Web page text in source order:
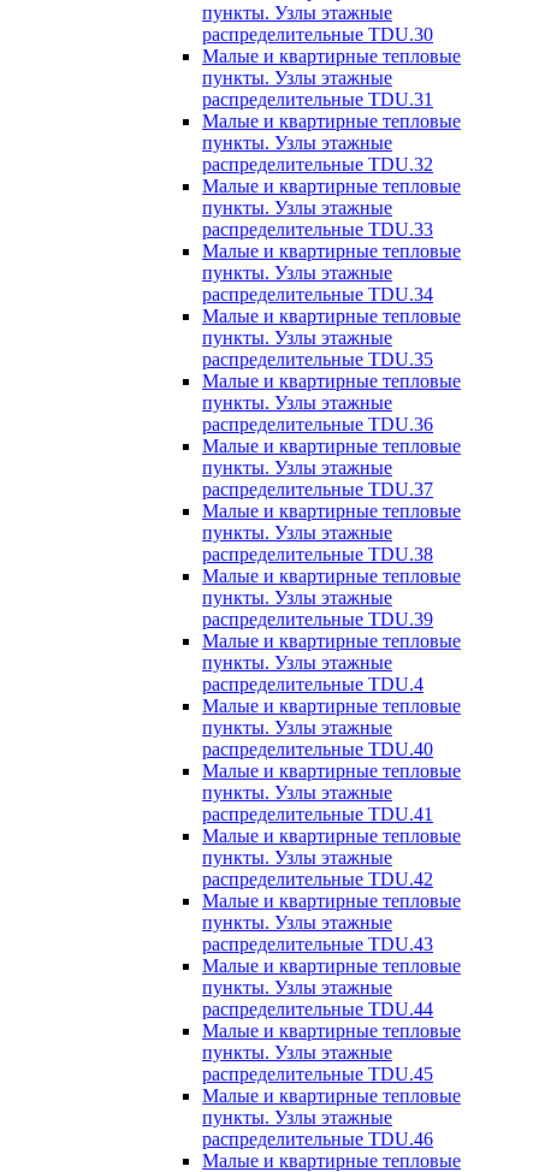
пункты. Узлы этажные
распределительные TDU.30
Малые и квартирные тепловые
пункты. Узлы этажные
распределительные TDU.31
Малые и квартирные тепловые
пункты. Узлы этажные
распределительные TDU.32
Малые и квартирные тепловые
пункты. Узлы этажные
распределительные TDU.33
Малые и квартирные тепловые
пункты. Узлы этажные
распределительные TDU.34
Малые и квартирные тепловые
пункты. Узлы этажные
распределительные TDU.35
Малые и квартирные тепловые
пункты. Узлы этажные
распределительные TDU.36
Малые и квартирные тепловые
пункты. Узлы этажные
распределительные TDU.37
Малые и квартирные тепловые
пункты. Узлы этажные
распределительные TDU.38
Малые и квартирные тепловые
пункты. Узлы этажные
распределительные TDU.39
Малые и квартирные тепловые
пункты. Узлы этажные
распределительные TDU.4
Малые и квартирные тепловые
пункты. Узлы этажные
распределительные TDU.40
Малые и квартирные тепловые
пункты. Узлы этажные
распределительные TDU.41
Малые и квартирные тепловые
пункты. Узлы этажные
распределительные TDU.42
Малые и квартирные тепловые
пункты. Узлы этажные
распределительные TDU.43
Малые и квартирные тепловые
пункты. Узлы этажные
распределительные TDU.44
Малые и квартирные тепловые
пункты. Узлы этажные
распределительные TDU.45
Малые и квартирные тепловые
пункты. Узлы этажные
распределительные TDU.46
Малые и квартирные тепловые